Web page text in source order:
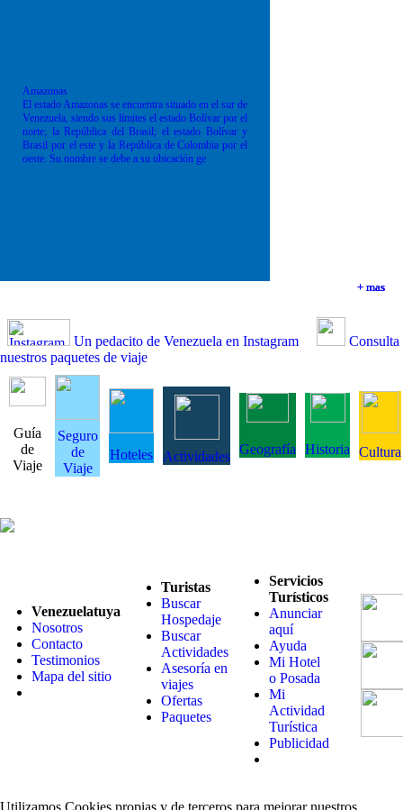
+ mas
+ mas
+ mas
Amazonas
El estado Amazonas se encuentra situado en el sur de
Venezuela, siendo sus límites el estado Bolívar por el
norte; la República del Brasil; el estado Bolívar y
Brasil por el este y la República de Colombia por el
oeste. Su nombre se debe a su ubicación ge
+ mas
Un pedacito de Venezuela en Instagram
Consulta
nuestros paquetes de viaje
Guía
de
Viaje
Seguro
de
Viaje
Hoteles Actividades Geografía Historia Cultura
Venezuelatuya
Nosotros
Contacto
Testimonios
Mapa del sitio
Turistas
Buscar
Hospedaje
Buscar
Actividades
Asesoría en
viajes
Ofertas
Paquetes
Servicios
Turísticos
Anunciar
aquí
Ayuda
Mi Hotel
o Posada
Mi
Actividad
Turística
Publicidad
Utilizamos Cookies propias y de terceros para mejorar nuestros